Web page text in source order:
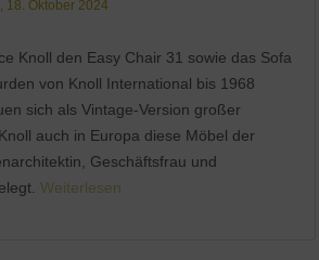
18. Oktober 2024
Knoll den Easy Chair 31 sowie das Sofa
von Knoll International bis 1968
sich als Vintage-Version großer
auch in Europa diese Möbel der
Geschäftsfrau und
Weiterlesen